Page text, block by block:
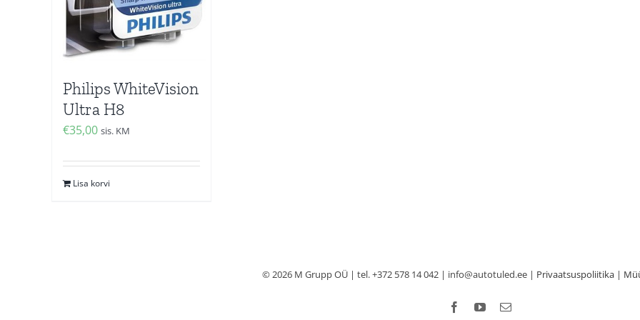
Philips WhiteVision
Ultra H8
€35,00 sis. KM
Lisa korvi
© 2026 M Grupp OÜ | tel. +372 578 14 042 | info@autotuled.ee | Privaatsuspoliitika|
FacebookYouTubeEmail